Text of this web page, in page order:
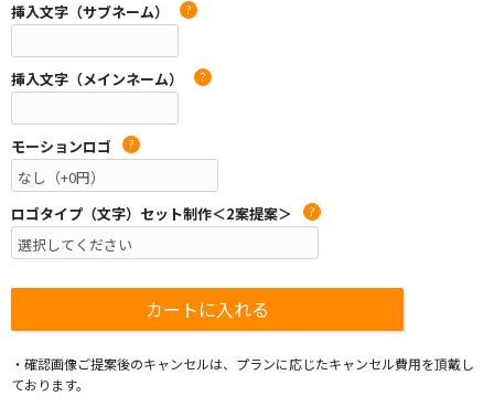
挿入文字（サブネーム） ?
挿入文字（メインネーム） ?
モーションロゴ ?
ロゴタイプ（文字）セット制作＜2案提案＞ ?
・確認画像ご提案後のキャンセルは、プランに応じたキャンセル費用を頂戴し
ております。